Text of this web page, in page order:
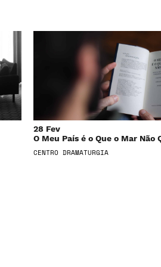
28 Fev
O Meu País é o Que o Mar Não
CENTRO DRAMATURGIA